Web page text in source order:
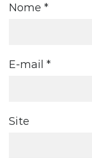
Nome *
E-mail *
Site